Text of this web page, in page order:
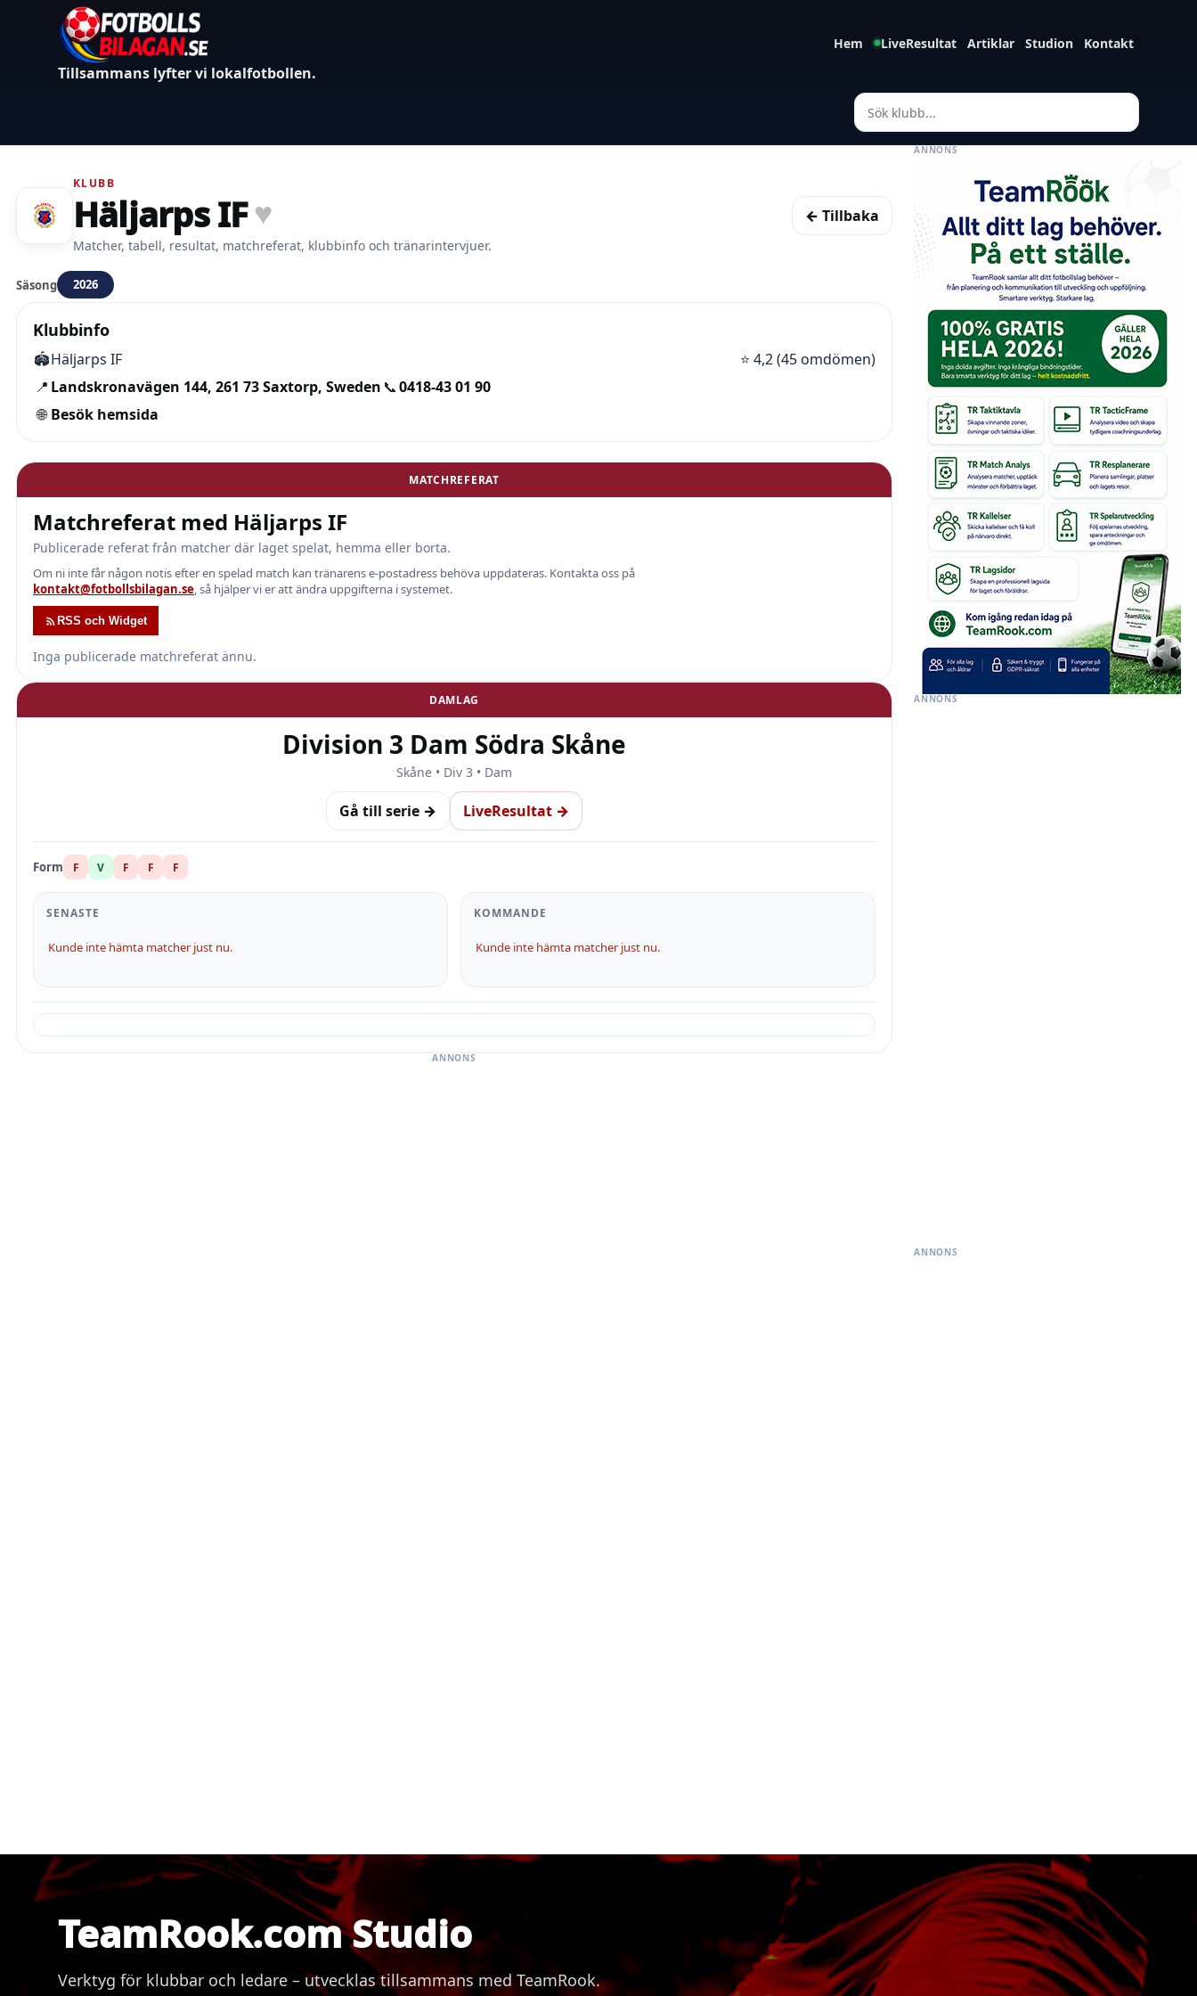
Tillsammans lyfter vi lokalfotbollen.
Hem LiveResultat Artiklar Studion Kontakt
ANNONS
ANNONS
ANNONS
KLUBB
Häljarps IF ♥
Matcher, tabell, resultat, matchreferat, klubbinfo och tränarintervjuer.
← Tillbaka
Säsong 2026
Klubbinfo
🏟️Häljarps IF ⭐ 4,2 (45 omdömen)
📍 Landskronavägen 144, 261 73 Saxtorp, Sweden 📞0418-43 01 90
🌐 Besök hemsida
MATCHREFERAT
Matchreferat med Häljarps IF
Publicerade referat från matcher där laget spelat, hemma eller borta.
Om ni inte får någon notis efter en spelad match kan tränarens e-postadress behöva uppdateras. Kontakta oss på
kontakt@fotbollsbilagan.se, så hjälper vi er att ändra uppgifterna i systemet.
RSS och Widget
Inga publicerade matchreferat ännu.
DAMLAG
Division 3 Dam Södra Skåne
Skåne • Div 3 • Dam
Gå till serie → LiveResultat →
Form F V F F F
SENASTE
Kunde inte hämta matcher just nu.
KOMMANDE
Kunde inte hämta matcher just nu.
ANNONS
TeamRook.com Studio
Verktyg för klubbar och ledare – utvecklas tillsammans med TeamRook.